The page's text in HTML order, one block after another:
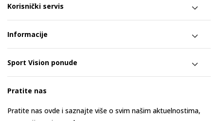
Korisnički servis
Informacije
Sport Vision ponude
Pratite nas
Pratite nas ovde i saznajte više o svim našim aktuelnostima,